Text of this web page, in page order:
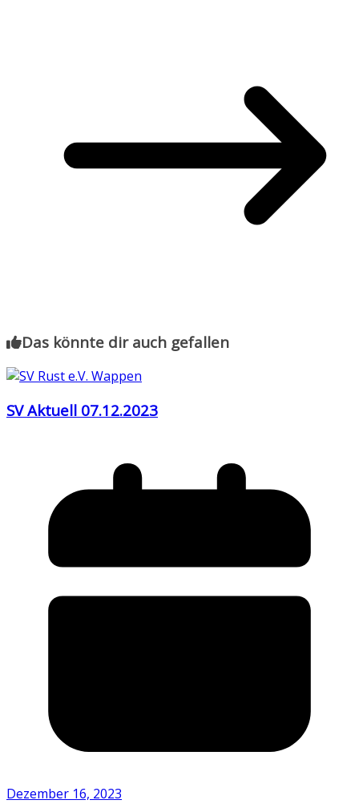
Das könnte dir auch gefallen
SV Aktuell 07.12.2023
Dezember 16, 2023